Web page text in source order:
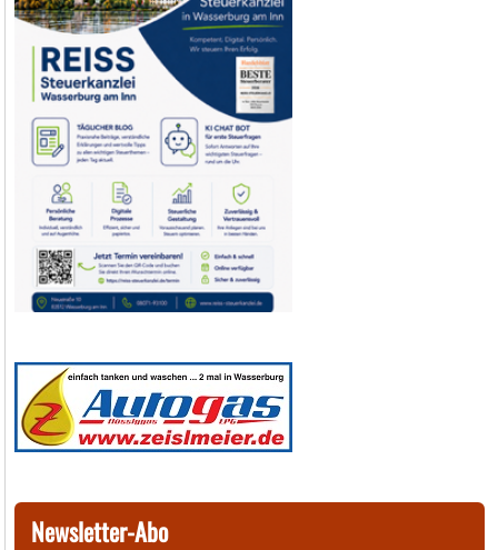
Newsletter-Abo